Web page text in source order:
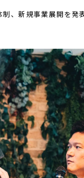
、新規事業展開を発表